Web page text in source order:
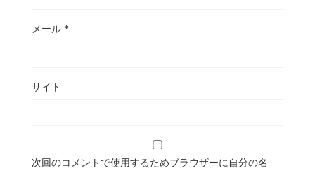
メール *
サイト
次回のコメントで使用するためブラウザーに自分の名